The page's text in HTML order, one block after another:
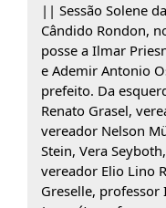
|| Sessão Solene
Cândido Rondon,
posse a Ilmar
e Ademir Antonio
prefeito. Da
Renato Grasel,
vereador Nelson
Stein, Vera
vereador Elio Lino
Greselle,